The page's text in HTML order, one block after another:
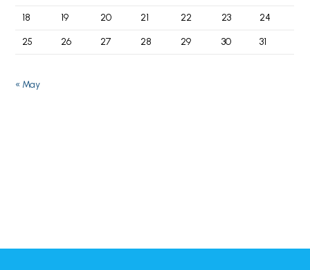
18 19 20 21 22 23 24
25 26 27 28 29 30 31
« May